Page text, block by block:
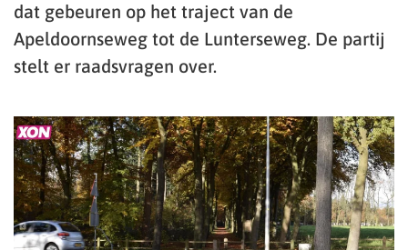
dat gebeuren op het traject van de
Apeldoornseweg tot de Lunterseweg. De partij
stelt er raadsvragen over.